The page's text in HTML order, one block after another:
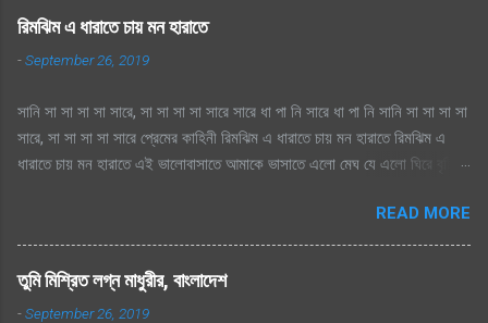
কেন মন উদাসী হয়ে দূর অজানায় চায় হারাতে
রিমঝিম এ ধারাতে চায় মন হারাতে
-September 26, 2019
সানি সা সা সা সা সারে, সা সা সা সা সারে সারে ধা পা নি সারে ধা পা নি সানি সা সা সা সা
সারে, সা সা সা সা সারে প্রেমের কাহিনী রিমঝিম এ ধারাতে চায় মন হারাতে রিমঝিম এ
ধারাতে চায় মন হারাতে এই ভালোবাসাতে আমাকে ভাসাতে এলো মেঘ যে এলো ঘিরে বৃষ্টি
মেঘ যে এলো ঘিরে বৃষ্টি সুরে সুরে শোনায় রাগিনী মনে স্বপ্ন এলোমেলো এই কি শুরু হল
প্রেমের কাহিনী? রিমঝিম এ ধারাতে চায় মন হারাতে রিমঝিম এ ধারাতে চায় মন হারাতে
আগে কত বৃষ্টি যে দেখেছি শ্রাবণে জাগেনি তো এত আশা, ভালোবাসা এ মনে আগে কত বৃষ্টি
যে দেখেছি শ্রাবণে জাগেনি তো এত আশা, ভালোবাসা এ মনে সে বৃষ্টি ভেজা পায়ে সামনে
READ MORE
তুমি মিশ্রিত লগ্ন মাধুরীর, বাংলাদেশ
-September 26, 2019